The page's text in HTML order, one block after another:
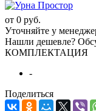
от 0 руб.
Уточняйте у
Нашли дешевле?
КОМПЛЕКТАЦИЯ
-
Поделиться